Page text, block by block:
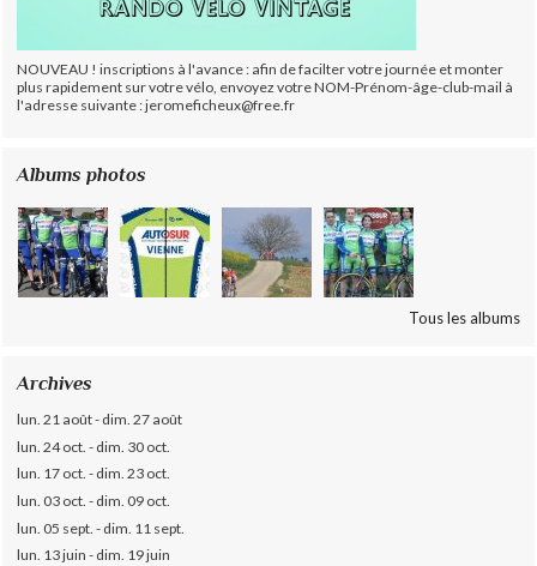
NOUVEAU ! inscriptions à l'avance : afin de facilter votre journée et monter
plus rapidement sur votre vélo, envoyez votre NOM-Prénom-âge-club-mail à
l'adresse suivante : jeromeficheux@free.fr
Albums photos
Tous les albums
Archives
lun. 21 août - dim. 27 août
lun. 24 oct. - dim. 30 oct.
lun. 17 oct. - dim. 23 oct.
lun. 03 oct. - dim. 09 oct.
lun. 05 sept. - dim. 11 sept.
lun. 13 juin - dim. 19 juin